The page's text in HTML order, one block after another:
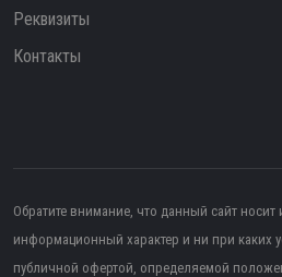
Реквизиты
Контакты
Обратите внимание, что данный сайт
информационный характер и ни при каких
публичной офертой, определяемой